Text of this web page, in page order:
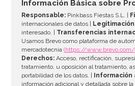
Información Básica sobre
Responsable: Pinkbass Fiestas S.L. |
internacionales de datos |
interesado. | Transferencias
Usamos Brevo como plataforma de
mercadotecnia(https://
Derechos: Acceso, rectificación,
tratamiento, u oposición al tratamiento,
portabilidad de los datos. |
Información
información adicional y detallada sobre